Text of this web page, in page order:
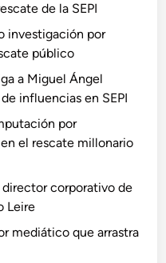
de la SEPI
investigación por
público
a Miguel Ángel
influencias en SEPI
por
el rescate millonario
corporativo de
Leire
mediático que arrastra